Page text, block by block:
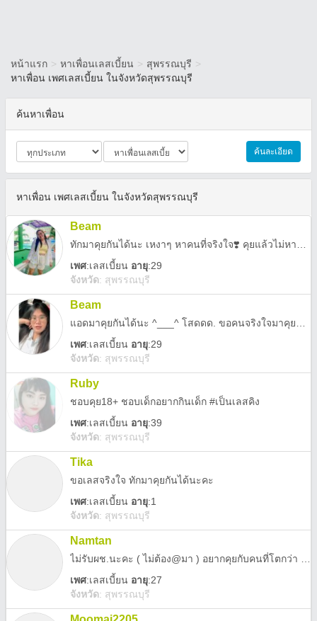
หน้าแรก > หาเพื่อนเลสเบี้ยน > สุพรรณบุรี >
หาเพื่อน เพศเลสเบี้ยน ในจังหวัดสุพรรณบุรี
ค้นหาเพื่อน
ค้นละเอียด
หาเพื่อน เพศเลสเบี้ยน ในจังหวัดสุพรรณบุรี
Beam
เพศ:เลสเบี้ยน อายุ:29
จังหวัด: สุพรรณบุรี
Beam
เพศ:เลสเบี้ยน อายุ:29
จังหวัด: สุพรรณบุรี
Ruby
ชอบคุย18+ ชอบเด็กอยากกินเด็ก #เป็นเลสคิง
เพศ:เลสเบี้ยน อายุ:39
จังหวัด: สุพรรณบุรี
Tika
ขอเลสจริงใจ ทักมาคุยกันได้นะคะ
เพศ:เลสเบี้ยน อายุ:1
จังหวัด: สุพรรณบุรี
Namtan
เพศ:เลสเบี้ยน อายุ:27
จังหวัด: สุพรรณบุรี